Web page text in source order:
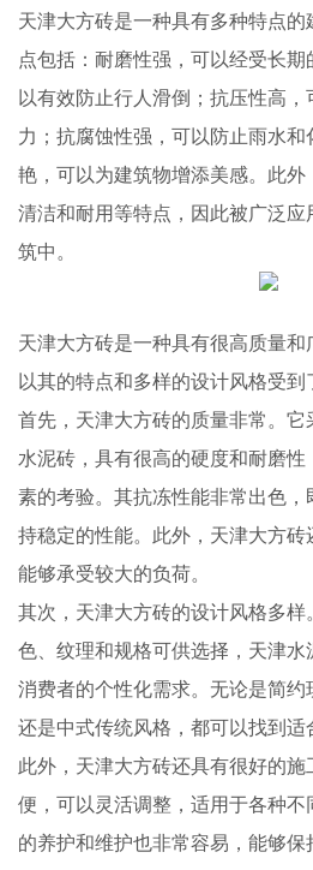
天津大方砖是一种具有多种特点
点包括：耐磨性强，可以经受长
以有效防止行人滑倒；抗压性高
力；抗腐蚀性强，可以防止雨水
艳，可以为建筑物增添美感。此
清洁和耐用等特点，因此被广泛
筑中。
天津大方砖是一种具有很高质量
以其的特点和多样的设计风格受到
首先，天津大方砖的质量非常。
水泥砖，具有很高的硬度和耐磨性
素的考验。其抗冻性能非常出色
持稳定的性能。此外，天津大方砖
能够承受较大的负荷。
其次，天津大方砖的设计风格多样
色、纹理和规格可供选择，天津水
消费者的个性化需求。无论是简
还是中式传统风格，都可以找到适
此外，天津大方砖还具有很好的
便，可以灵活调整，适用于各种不
的养护和维护也非常容易，能够